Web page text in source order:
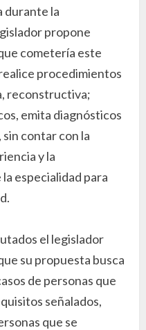
durante la
propone
cometería este
procedimientos
reconstructiva;
emita diagnósticos
contar con la
y la
especialidad para
el legislador
su propuesta busca
de personas que
señalados,
que se